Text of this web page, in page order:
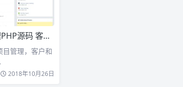
勤管理 易于访问的UI
目管理，客户和
2018年10月26日